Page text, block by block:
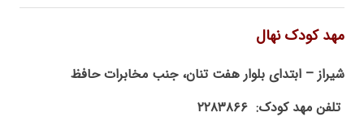
مهد کودک نهال
شیراز – ابتدای بلوار هفت تنان، جنب مخابرات حافظ
تلفن مهد کودک: ۲۲۸۳۸۶۶